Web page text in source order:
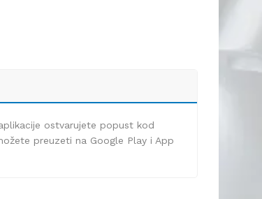
ostvarujete popust kod
preuzeti na Google Play i App